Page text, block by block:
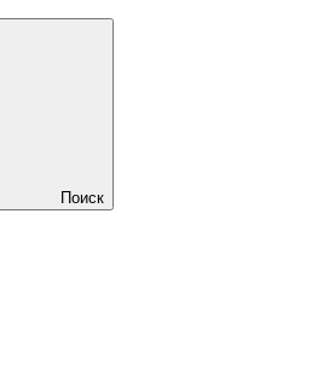
Поиск